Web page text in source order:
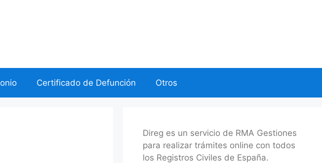
Certificado de Defunción Otros
Direg es un servicio de RMA Gestiones
para realizar trámites online con todos
los Registros Civiles de España.